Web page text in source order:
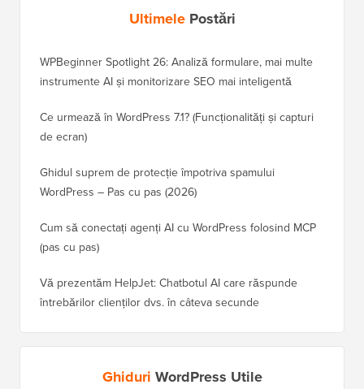
UltimelePostări
WPBeginner Spotlight 26: Analiză formulare, mai multe
instrumente AI și monitorizare SEO mai inteligentă
Ce urmează în WordPress 7.1? (Funcționalități și capturi
de ecran)
Ghidul suprem de protecție împotriva spamului
WordPress – Pas cu pas (2026)
Cum să conectați agenți AI cu WordPress folosind MCP
(pas cu pas)
Vă prezentăm HelpJet: Chatbotul AI care răspunde
întrebărilor clienților dvs. în câteva secunde
Ghiduri WordPress Utile